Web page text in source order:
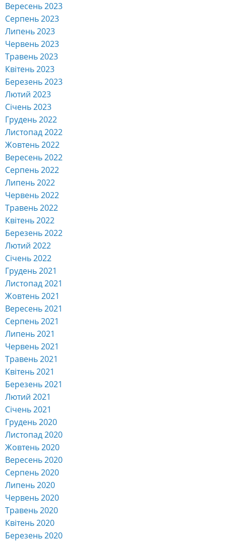
Вересень 2023
Серпень 2023
Липень 2023
Червень 2023
Травень 2023
Квітень 2023
Березень 2023
Лютий 2023
Січень 2023
Грудень 2022
Листопад 2022
Жовтень 2022
Вересень 2022
Серпень 2022
Липень 2022
Червень 2022
Травень 2022
Квітень 2022
Березень 2022
Лютий 2022
Січень 2022
Грудень 2021
Листопад 2021
Жовтень 2021
Вересень 2021
Серпень 2021
Липень 2021
Червень 2021
Травень 2021
Квітень 2021
Березень 2021
Лютий 2021
Січень 2021
Грудень 2020
Листопад 2020
Жовтень 2020
Вересень 2020
Серпень 2020
Липень 2020
Червень 2020
Травень 2020
Квітень 2020
Березень 2020